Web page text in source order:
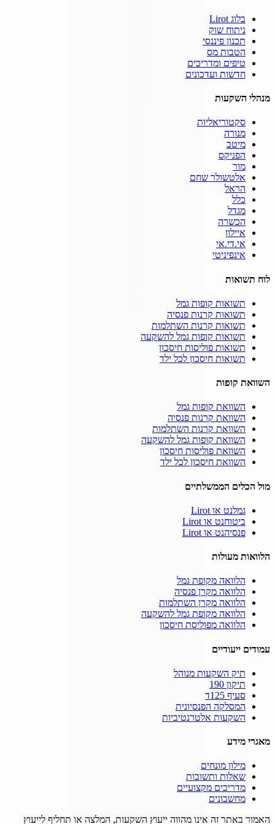
בלוג Lirot
ניתוח שוק
תכנון פיננסי
הטבות מס
טיפים ומדריכים
חדשות ועדכונים
מנהלי השקעות
סקטוריאליות
מנורה
מיטב
הפניקס
מור
אלטשולר שחם
הראל
כלל
מגדל
הכשרה
איילון
אי.די.אי
אינפיניטי
לוח תשואות
תשואות קופות גמל
תשואות קרנות פנסיה
תשואות קרנות השתלמות
תשואות קופות גמל להשקעה
תשואות פוליסות חיסכון
תשואות חיסכון לכל ילד
השוואת קופות
השוואת קופות גמל
השוואת קרנות פנסיה
השוואת קרנות השתלמות
השוואת קופות גמל להשקעה
השוואת פוליסות חיסכון
השוואת חיסכון לכל ילד
מול הכלים הממשלתיים
גמלנט או Lirot
ביטוחנט או Lirot
פנסיהנט או Lirot
הלוואות מעולות
הלוואה מקופת גמל
הלוואה מקרן פנסיה
הלוואה מקרן השתלמות
הלוואה מקופת גמל להשקעה
הלוואה מפוליסת חיסכון
עמודים ייעודיים
תיק השקעות מנוהל
תיקון 190
סעיף 125ד
המסלקה הפנסיונית
השקעות אלטרנטיביות
מאגרי מידע
מילון מונחים
שאלות ותשובות
מדריכים מקצועיים
מחשבונים
האמור באתר זה אינו מהווה ייעוץ השקעות, המלצה או תחליף לייעוץ